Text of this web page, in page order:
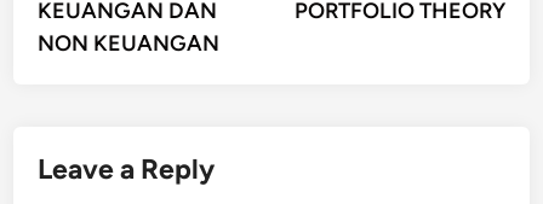
KEUANGAN DAN
NON KEUANGAN
PORTFOLIO THEORY
Leave a Reply